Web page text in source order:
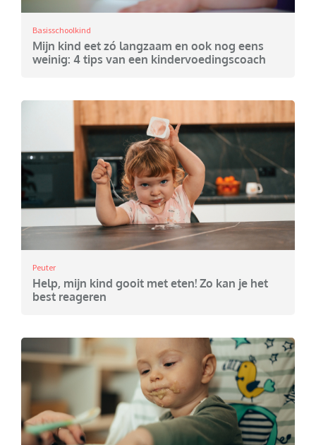
Basisschoolkind
Mijn kind eet zó langzaam en ook nog eens
weinig: 4 tips van een kindervoedingscoach
Peuter
Help, mijn kind gooit met eten! Zo kan je het
best reageren